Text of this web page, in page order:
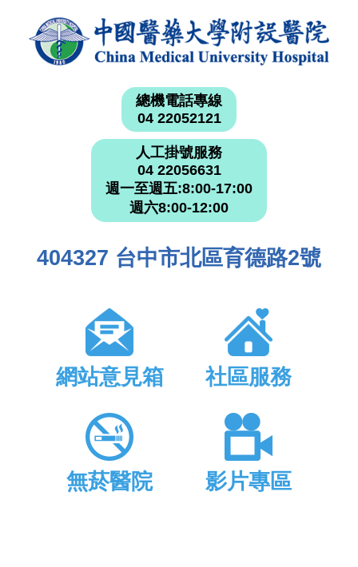
總機電話專線
04 22052121
人工掛號服務
04 22056631
週一至週五:8:00-17:00
週六8:00-12:00
404327 台中市北區育德路2號
網站意見箱 社區服務
無菸醫院 影片專區